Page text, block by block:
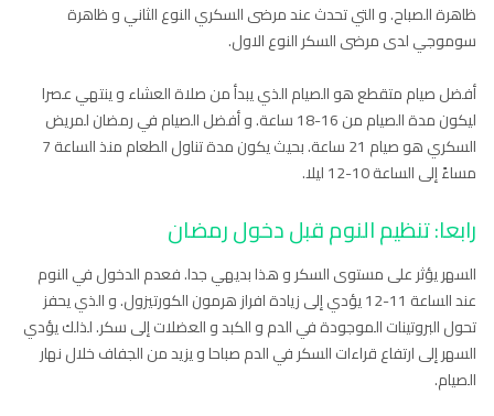
ظاهرة الصباح. و التي تحدث عند مرضى السكري النوع الثاني و ظاهرة
سوموجي لدى مرضى السكر النوع الاول.
أفضل صيام متقطع هو الصيام الذي يبدأ من صلاة العشاء و ينتهي عصرا
ليكون مدة الصيام من 16-18 ساعة. و أفضل الصيام في رمضان لمريض
السكري هو صيام 21 ساعة. بحيث يكون مدة تناول الطعام منذ الساعة 7
مساءً إلى الساعة 10-12 ليلا.
رابعا: تنظيم النوم قبل دخول رمضان
السهر يؤثر على مستوى السكر و هذا بديهي جدا. فعدم الدخول في النوم
عند الساعة 11-12 يؤدي إلى زيادة افراز هرمون الكورتيزول. و الذي يحفز
تحول البروتينات الموجودة في الدم و الكبد و العضلات إلى سكر. لذلك يؤدي
السهر إلى ارتفاع قراءات السكر في الدم صباحا و يزيد من الجفاف خلال نهار
الصيام.